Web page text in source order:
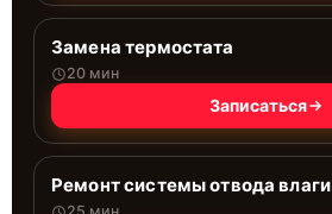
Замена термостата
20 мин
Записаться
Ремонт системы отводa влаги